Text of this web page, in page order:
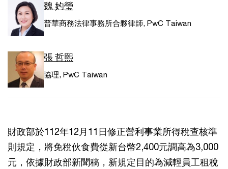
魏 妁瑩
普華商務法律事務所合夥律師, PwC Taiwan
張 哲熙
協理, PwC Taiwan
財政部於112年12月11日修正營利事業所得稅查核準
則規定，將免稅伙食費從新台幣2,400元調高為3,000
元，依據財政部新聞稿，新規定目的為減輕員工租稅